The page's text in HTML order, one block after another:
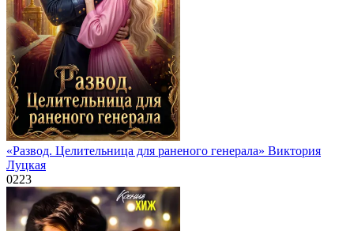
«Развод. Целительница для раненого генерала» Виктория
Луцкая
0223